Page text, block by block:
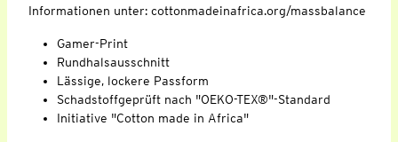
Informationen unter: cottonmadeinafrica.org/massbalance
Gamer-Print
Rundhalsausschnitt
Lässige, lockere Passform
Schadstoffgeprüft nach "OEKO-TEX®"-Standard
Initiative "Cotton made in Africa"